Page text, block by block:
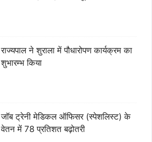
राज्यपाल ने शुराला में पौधारोपण कार्यक्रम का
शुभारम्भ किया
जॉब ट्रेनी मेडिकल ऑफिसर (स्पेशलिस्ट) के
वेतन में 78 प्रतिशत बढ़ोतरी